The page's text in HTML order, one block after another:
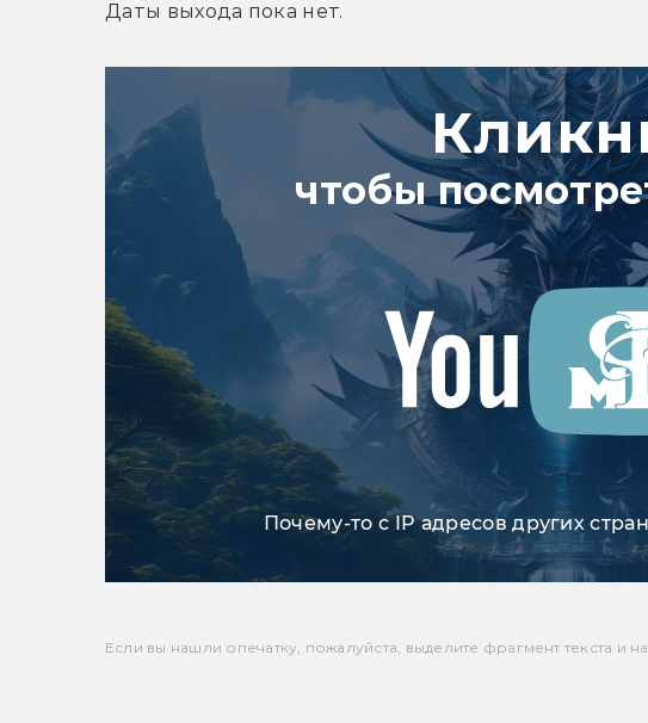
Даты выхода пока нет.
чтобы
Почему-то с IP адресов других
Если вы нашли опечатку, пожалуйста, выделите фрагмент текста и